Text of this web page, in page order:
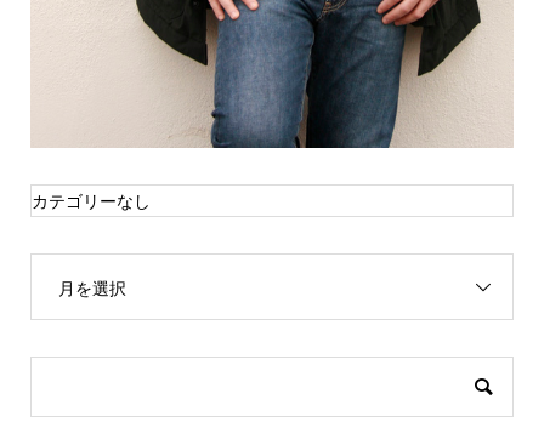
カテゴリーなし
月を選択